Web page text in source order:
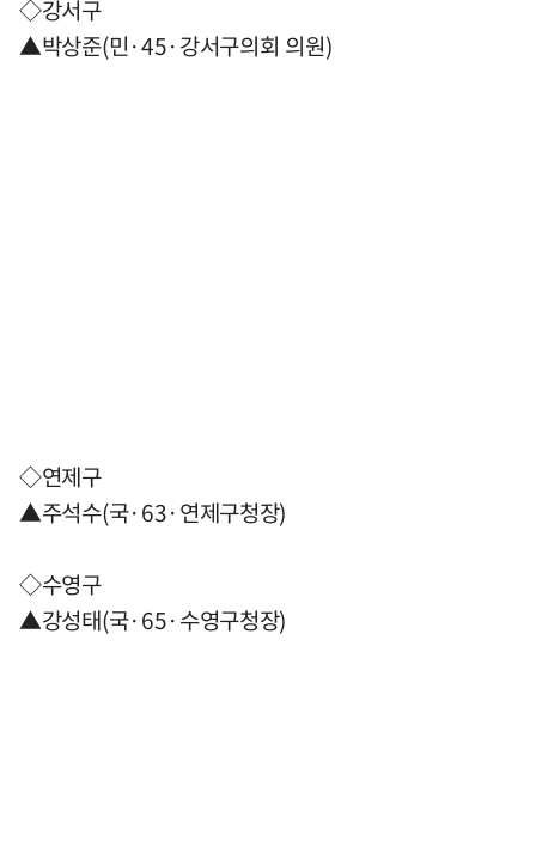
◇강서구
▲박상준(민·45·강서구의회 의원)
◇연제구
▲주석수(국·63·연제구청장)
◇수영구
▲강성태(국·65·수영구청장)